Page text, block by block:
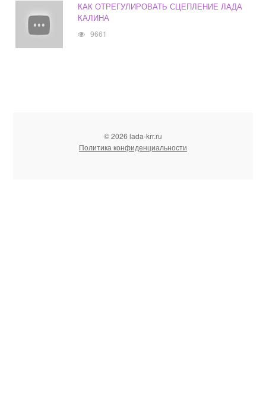
КАК ОТРЕГУЛИРОВАТЬ СЦЕПЛЕНИЕ ЛАДА
КАЛИНА
9661
© 2026 lada-krr.ru
Политика конфиденциальности